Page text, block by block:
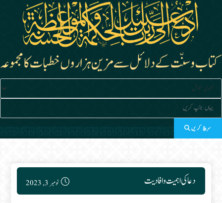
سرچ کریں
دعا کی اہمیت وافادیت Post published:
نومبر 3, 2023